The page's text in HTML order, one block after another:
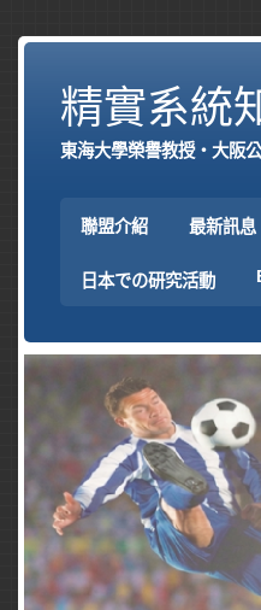
精實系統
東海大學榮譽教授‧大阪
聯盟介紹 最新訊息
日本での研究活動